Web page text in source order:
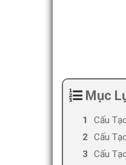
Mục
Cấu
Cấu
Cấu